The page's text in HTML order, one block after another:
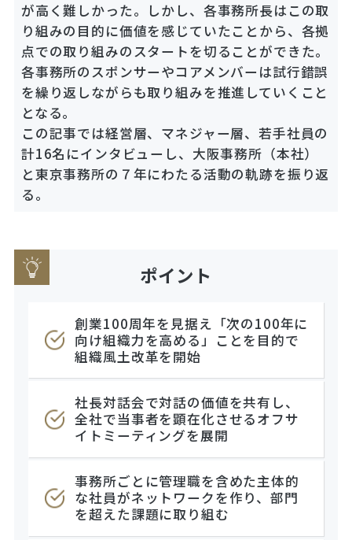
が高く難しかった。しかし、各事務所長はこの取
り組みの目的に価値を感じていたことから、各拠
点での取り組みのスタートを切ることができた。
各事務所のスポンサーやコアメンバーは試行錯誤
を繰り返しながらも取り組みを推進していくこと
となる。
この記事では経営層、マネジャー層、若手社員の
計16名にインタビューし、大阪事務所（本社）
と東京事務所の７年にわたる活動の軌跡を振り返
る。
ポイント
創業100周年を見据え「次の100年に
向け組織力を高める」ことを目的で
組織風土改革を開始
社長対話会で対話の価値を共有し、
全社で当事者を顕在化させるオフサ
イトミーティングを展開
事務所ごとに管理職を含めた主体的
な社員がネットワークを作り、部門
を超えた課題に取り組む